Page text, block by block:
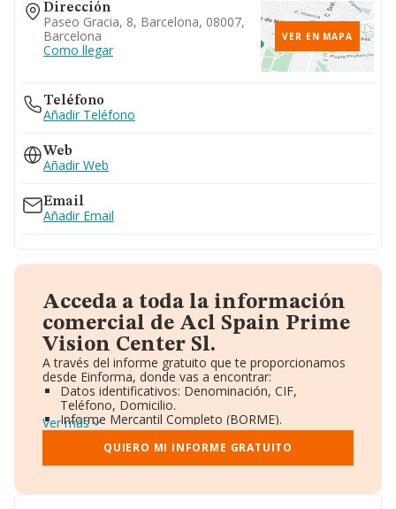
Dirección
Paseo Gracia, 8, Barcelona, 08007,
Barcelona
Como llegar
VER EN MAPA
Teléfono
Añadir Teléfono
Web
Añadir Web
Email
Añadir Email
Acceda a toda la información
comercial de Acl Spain Prime
Vision Center Sl.
A través del informe gratuito que te proporcionamos
desde Einforma, donde vas a encontrar:
Datos identificativos: Denominación, CIF,
Teléfono, Domicilio.
Informe Mercantil Completo (BORME).
Gráficos de Evolución Ventas y Empleados.
Consejo de Administración y Administradores.
Directivos y Ejecutivos.
Ver más
QUIERO MI INFORME GRATUITO